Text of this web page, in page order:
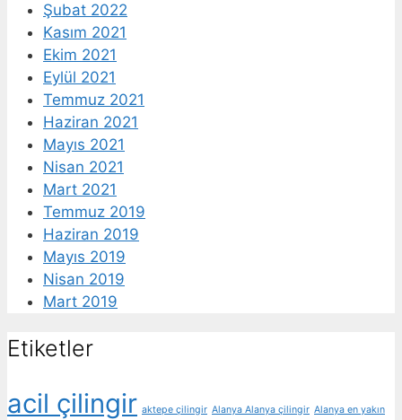
Şubat 2022
Kasım 2021
Ekim 2021
Eylül 2021
Temmuz 2021
Haziran 2021
Mayıs 2021
Nisan 2021
Mart 2021
Temmuz 2019
Haziran 2019
Mayıs 2019
Nisan 2019
Mart 2019
Etiketler
acil çilingir aktepe çilingir Alanya Alanya çilingir Alanya en yakın